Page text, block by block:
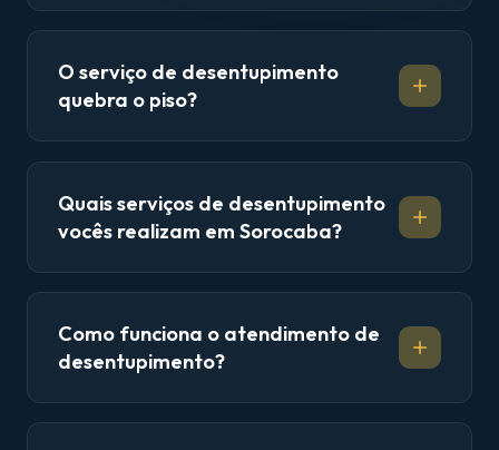
O serviço de desentupimento
quebra o piso?
Quais serviços de desentupimento
vocês realizam em Sorocaba?
Como funciona o atendimento de
desentupimento?